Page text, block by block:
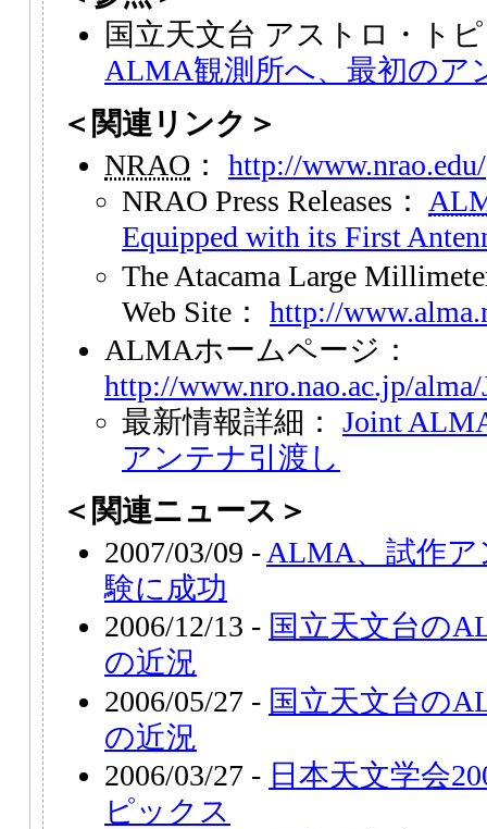
国立天文台 アストロ・ト
ALMA観測所へ、最初のア
＜関連リンク＞
NRAO ： http://www.nrao.edu/
NRAO Press Releases：
Equipped with its First
The Atacama Large
Web Site： http://
ALMAホームページ：
http://www.nro.nao.ac.jp/alma/
最新情報詳細： Joint
アンテナ引渡し
＜関連ニュース＞
2007/03/09 - ALMA、試作
験に成功
2006/12/13 - 国立天文台の
の近況
2006/05/27 - 国立天文台の
の近況
2006/03/27 - 日本天文学会
ピックス